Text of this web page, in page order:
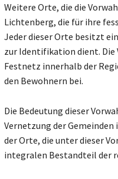
Weitere Orte, die die
Lichtenberg, die für ihre
Jeder dieser Orte besitzt
zur Identifikation dient.
Festnetz innerhalb der
den Bewohnern bei.
Die Bedeutung dieser
Vernetzung der
der Orte, die unter dieser
integralen Bestandteil der